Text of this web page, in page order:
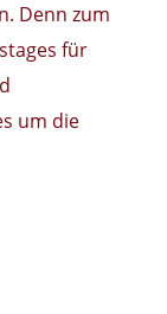
Denn zum
für
um die